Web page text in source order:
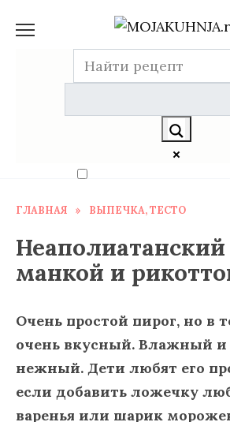
содержанию
Search in content
ГЛАВНАЯ » ВЫПЕЧКА, ТЕСТО
Неаполиатанский
манкой и
Очень простой пирог, но в
очень вкусный. Влажный и
нежный. Дети любят его
если добавить ложечку
варенья или шарик